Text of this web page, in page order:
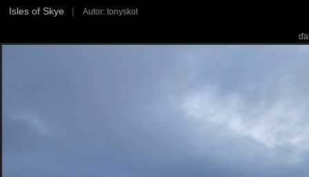
Isles of Skye | Autor: tonyskot